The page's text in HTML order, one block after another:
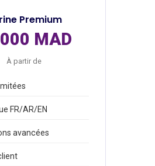
Premium
MAD
À partir de
FR/AR/EN
avancées